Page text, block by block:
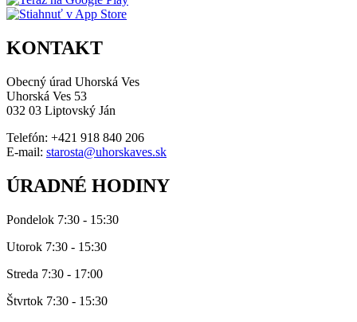
KONTAKT
Obecný úrad Uhorská Ves
Uhorská Ves 53
032 03 Liptovský Ján
Telefón: +421 918 840 206
E-mail: starosta@uhorskaves.sk
ÚRADNÉ HODINY
Pondelok 7:30 - 15:30
Utorok 7:30 - 15:30
Streda 7:30 - 17:00
Štvrtok 7:30 - 15:30